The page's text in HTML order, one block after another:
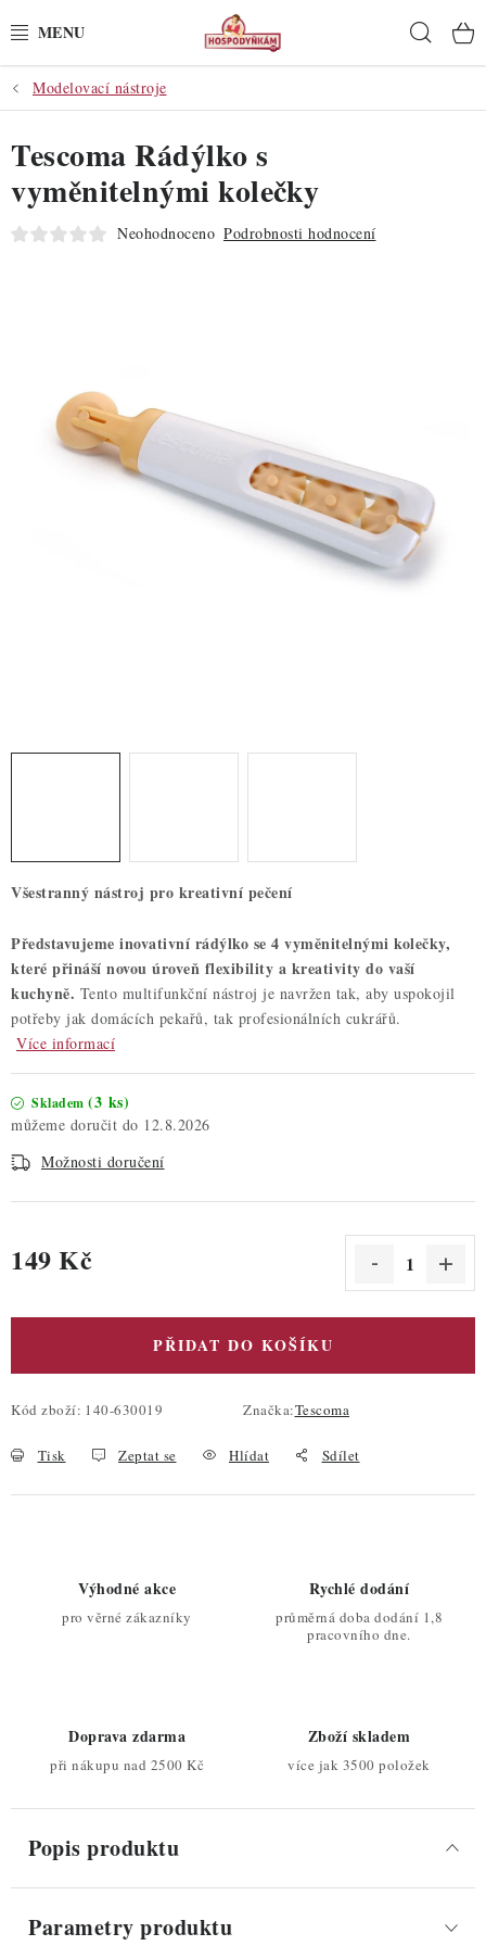
na
POTŘEBY
POMŮCKY
SUROVINY
POCHUTINY
ZDRAVÉ PEČENÍ
Hodnocení obchodu
Blog
Moje objednávka
Podmínky ochrany osobních údajů
Modelovací nástroje
Všestranný nástroj pro kreativní pečení
Představujeme inovativní rádýlko se 4 vyměnitelnými kolečky,
které přináší novou úroveň flexibility a kreativity do vaší
kuchyně. Tento multifunkční nástroj je navržen tak, aby uspokojil
potřeby jak domácích pekařů, tak profesionálních cukrářů.
Více informací
Skladem (3 ks)
12.8.2026
Možnosti doručení
149 Kč
PŘIDAT DO KOŠÍKU
Kód zboží: 140-630019 Značka:Tescoma
Tisk Zeptat se Hlídat Sdílet
Tescoma Rádýlko s
vyměnitelnými kolečky
Neohodnoceno Podrobnosti hodnocení
Výhodné akce
pro věrné zákazníky
Rychlé dodání
průměrná doba dodání 1,8
pracovního dne.
Doprava zdarma
při nákupu nad 2500 Kč
Zboží skladem
více jak 3500 položek
Popis produktu
Parametry produktu